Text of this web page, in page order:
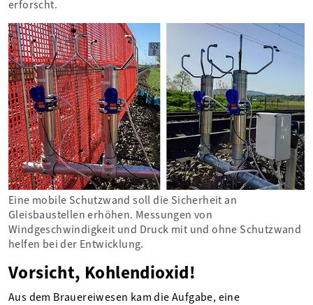
erforscht.
Eine mobile Schutzwand soll die Sicherheit an
Gleisbaustellen erhöhen. Messungen von
Windgeschwindigkeit und Druck mit und ohne Schutzwand
helfen bei der Entwicklung.
Vorsicht, Kohlendioxid!
Aus dem Brauereiwesen kam die Aufgabe, eine